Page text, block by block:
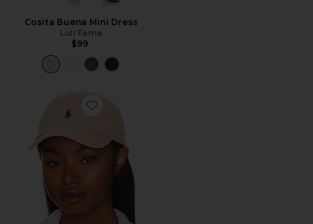
Cosita Buena Mini Dress
Luli Fama
$99
Favorite Chino Cap